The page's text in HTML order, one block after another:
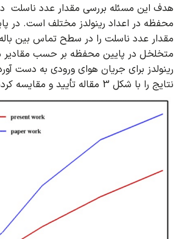
هدف این مسئله بررسی مقدار عدد ناسلت
محفظه در اعداد رینولدز مختلف است. در
مقدار عدد ناسلت را در سطح تماس بین
متخلخل در پایین محفظه بر حسب
رینولدز برای جریان هوای ورودی به دست
نتایج را با شکل 3 مقاله تأیید و مقایسه کردیم.